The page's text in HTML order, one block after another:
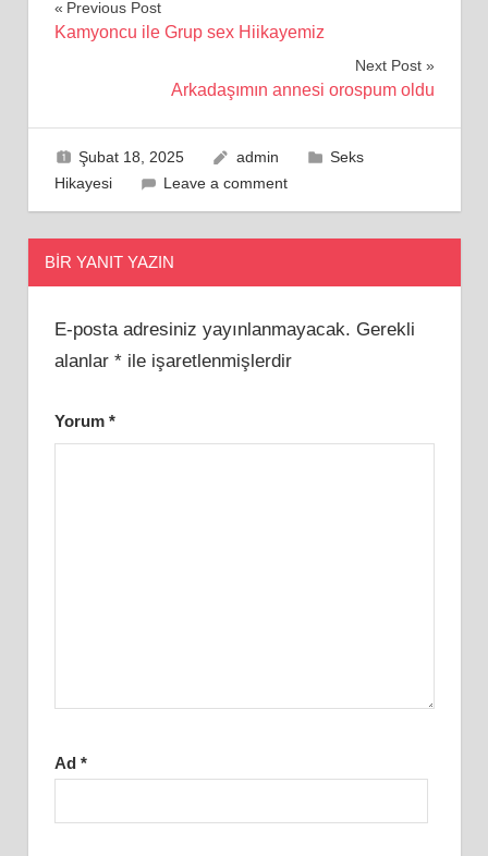
Yazı
Previous Post
Kamyoncu ile Grup sex Hiikayemiz
Next Post
Arkadaşımın annesi orospum oldu
Şubat 18, 2025 admin
Seks
Hikayesi
Leave a comment
BIR YANIT YAZIN
E-posta adresiniz yayınlanmayacak. Gerekli
alanlar *ile işaretlenmişlerdir
Yorum *
Ad *